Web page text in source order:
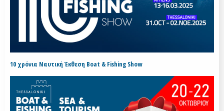
10 χρόνια Ναυτική Έκθεση Boat & Fishing Show